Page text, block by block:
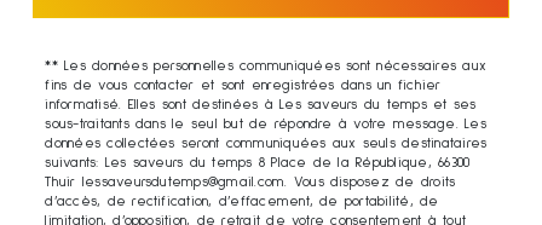
** Les données personnelles communiquées sont nécessaires aux
fins de vous contacter et sont enregistrées dans un fichier
informatisé. Elles sont destinées à Les saveurs du temps et ses
sous-traitants dans le seul but de répondre à votre message. Les
données collectées seront communiquées aux seuls destinataires
suivants: Les saveurs du temps 8 Place de la République, 66300
Thuir lessaveursdutemps@gmail.com. Vous disposez de droits
d’accès, de rectification, d’effacement, de portabilité, de
limitation, d’opposition, de retrait de votre consentement à tout